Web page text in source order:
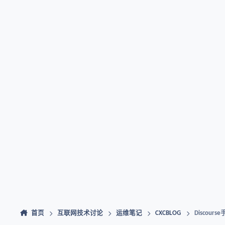
首页 互联网技术讨论 运维笔记 CXCBLOG Discourse